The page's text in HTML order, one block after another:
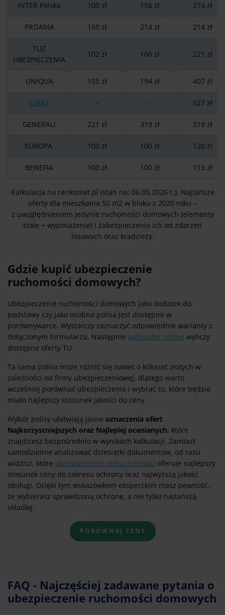
INTER Polska 100 zł 156 zł 274 zł
PROAMA 160 zł 214 zł 214 zł
TUZ
UBEZPIECZENIA
102 zł 160 zł 221 zł
UNIQUA 155 zł 194 zł 407 zł
LINK4 - - 527 zł
GENERALI 221 zł 319 zł 319 zł
EUROPA 100 zł 100 zł 120 zł
BENEFIA 100 zł 100 zł 113 zł
Kalkulacja na rankomat.pl (stan na: 06.05.2026 r.). Najtańsze
oferty dla mieszkania 50 m2 w bloku z 2020 roku –
z uwzględnieniem jedynie ruchomości domowych (elementy
stałe + wyposażenie) i zabezpieczenia ich od zdarzeń
losowych oraz kradzieży.
Gdzie kupić ubezpieczenie
ruchomości domowych?
Ubezpieczenie ruchomości domowych jako dodatek do
podstawy czy jako osobna polisa jest dostępne w
porównywarce. Wystarczy zaznaczyć odpowiednie warianty z
dołączonym formularzu, Następnie kalkulator online wyliczy
dostępne oferty TU.
Ta sama polisa może różnić się nawet o kilkaset złotych w
zależności od firmy ubezpieczeniowej, dlatego warto
wcześniej porównać ubezpieczenia i wybrać to, które będzie
miało najlepszy stosunek jakości do ceny.
Wybór polisy ułatwiają jasne oznaczenia ofert
Najkorzystniejszych oraz Najlepiej ocenianych, które
znajdziesz bezpośrednio w wynikach kalkulacji. Zamiast
samodzielnie analizować dziesiątki dokumentów, od razu
widzisz, które ubezpieczenie nieruchomości oferuje najlepszy
stosunek ceny do zakresu ochrony oraz najwyższą jakość
obsługi. Dzięki tym wskazówkom eksperckim masz pewność,
że wybierasz sprawdzoną ochronę, a nie tylko najtańszą
składkę.
PORÓWNAJ CENY
FAQ - Najczęściej zadawane pytania o
ubezpieczenie ruchomości domowych